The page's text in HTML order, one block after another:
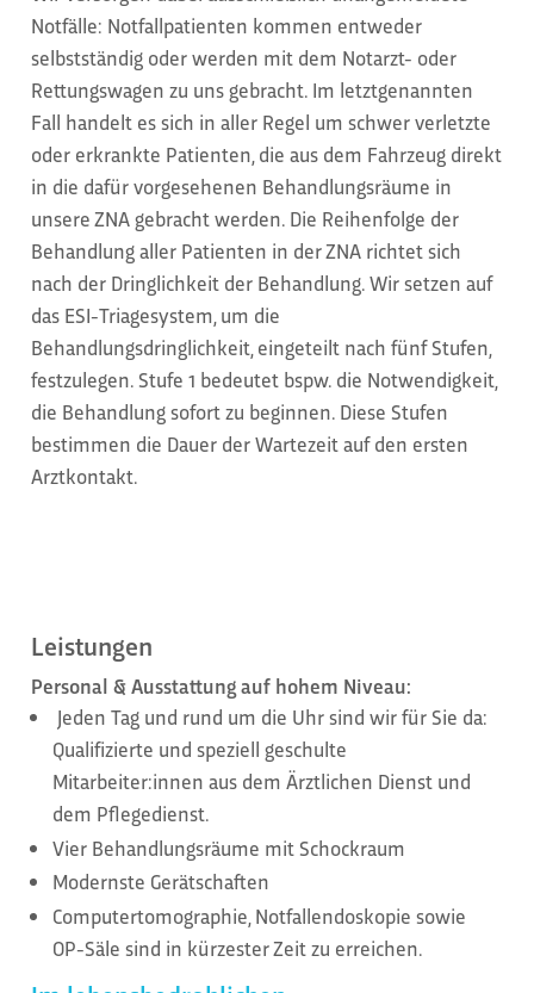
Notfälle: Notfallpatienten kommen entweder
selbstständig oder werden mit dem Notarzt- oder
Rettungswagen zu uns gebracht. Im letztgenannten
Fall handelt es sich in aller Regel um schwer verletzte
oder erkrankte Patienten, die aus dem Fahrzeug direkt
in die dafür vorgesehenen Behandlungsräume in
unsere ZNA gebracht werden. Die Reihenfolge der
Behandlung aller Patienten in der ZNA richtet sich
nach der Dringlichkeit der Behandlung. Wir setzen auf
das ESI-Triagesystem, um die
Behandlungsdringlichkeit, eingeteilt nach fünf Stufen,
festzulegen. Stufe 1 bedeutet bspw. die Notwendigkeit,
die Behandlung sofort zu beginnen. Diese Stufen
bestimmen die Dauer der Wartezeit auf den ersten
Arztkontakt.
Leistungen
Personal & Ausstattung auf hohem Niveau:
Jeden Tag und rund um die Uhr sind wir für Sie da:
Qualifizierte und speziell geschulte
Mitarbeiter:innen aus dem Ärztlichen Dienst und
dem Pflegedienst.
Vier Behandlungsräume mit Schockraum
Modernste Gerätschaften
Computertomographie, Notfallendoskopie sowie
OP-Säle sind in kürzester Zeit zu erreichen.